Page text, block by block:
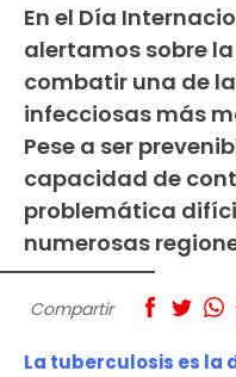
En el Día
alertamos sobre
combatir una de
infecciosas más
Pese a ser
capacidad de
problemática
numerosas
Compartir
La tuberculosis es la